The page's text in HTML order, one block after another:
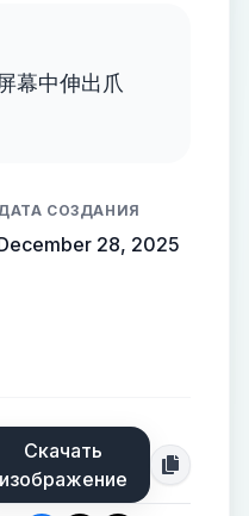
幕中伸出爪
СОЗДАНИЯ
28, 2025
Скачать
изображение